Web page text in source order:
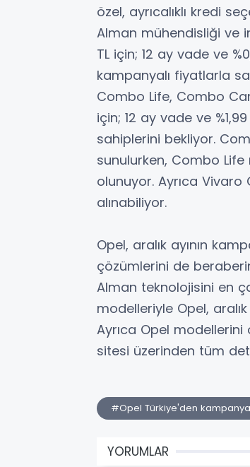
özel, ayrıcalıklı kredi
Alman mühendisliği ve
TL için; 12 ay vade ve
kampanyalı fiyatlarla
Combo Life, Combo
için; 12 ay vade ve
sahiplerini bekliyor.
sunulurken, Combo
olunuyor. Ayrıca Vivaro
alınabiliyor.
Opel, aralık ayının
çözümlerini de
Alman teknolojisini en
modelleriyle Opel,
Ayrıca Opel
sitesi üzerinden tüm
#Opel Türkiye'den kampanya
YORUMLAR